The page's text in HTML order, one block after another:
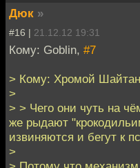
Дюк »
#16 | 21.12.12 19:31
Кому: Goblin, #7
> Кому: Хромой
>
> > Чего они чуть на
же рыдают
извиняются и бегут к
>